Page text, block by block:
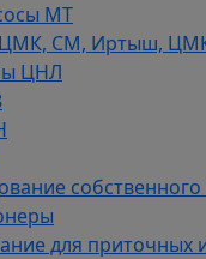
МТ
ЦМК, СМ, Иртыш,
ЦНЛ
собственного
для приточных